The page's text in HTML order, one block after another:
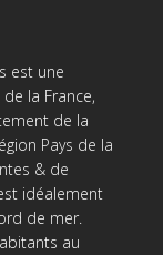
est une
la France,
de la
Pays de la
& de
idéalement
de mer.
au